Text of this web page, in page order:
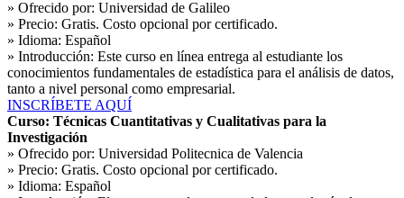
» Ofrecido por: Universidad de Galileo
» Precio: Gratis. Costo opcional por certificado.
» Idioma: Español
» Introducción: Este curso en línea entrega al estudiante los
conocimientos fundamentales de estadística para el análisis de datos,
tanto a nivel personal como empresarial.
INSCRÍBETE AQUÍ
Curso: Técnicas Cuantitativas y Cualitativas para la
Investigación
» Ofrecido por: Universidad Politecnica de Valencia
» Precio: Gratis. Costo opcional por certificado.
» Idioma: Español